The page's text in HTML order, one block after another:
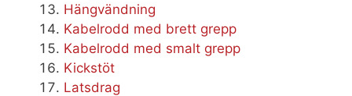
Hängvändning
Kabelrodd med brett grepp
Kabelrodd med smalt grepp
Kickstöt
Latsdrag